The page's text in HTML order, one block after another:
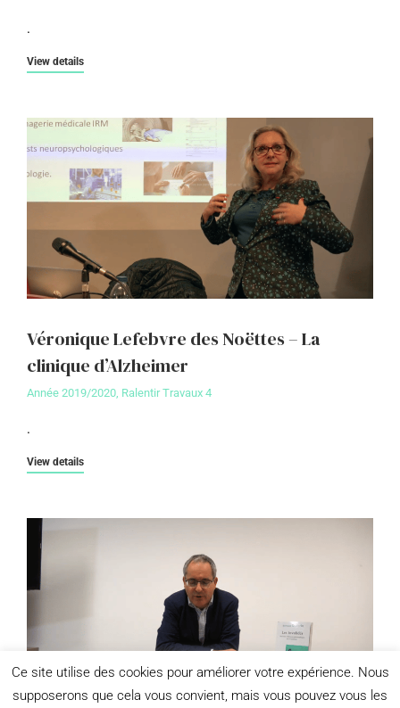
.
View details
Véronique Lefebvre des Noëttes – La
clinique d’Alzheimer
Année 2019/2020, Ralentir Travaux 4
.
View details
Ce site utilise des cookies pour améliorer votre expérience. Nous
supposerons que cela vous convient, mais vous pouvez vous les